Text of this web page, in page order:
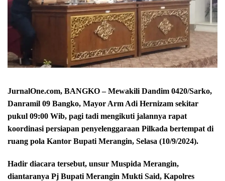
JurnalOne.com, BANGKO – Mewakili Dandim 0420/Sarko,
Danramil 09 Bangko, Mayor Arm Adi Hernizam sekitar
pukul 09:00 Wib, pagi tadi mengikuti jalannya rapat
koordinasi persiapan penyelenggaraan Pilkada bertempat di
ruang pola Kantor Bupati Merangin, Selasa (10/9/2024).
Hadir diacara tersebut, unsur Muspida Merangin,
diantaranya Pj Bupati Merangin Mukti Said, Kapolres